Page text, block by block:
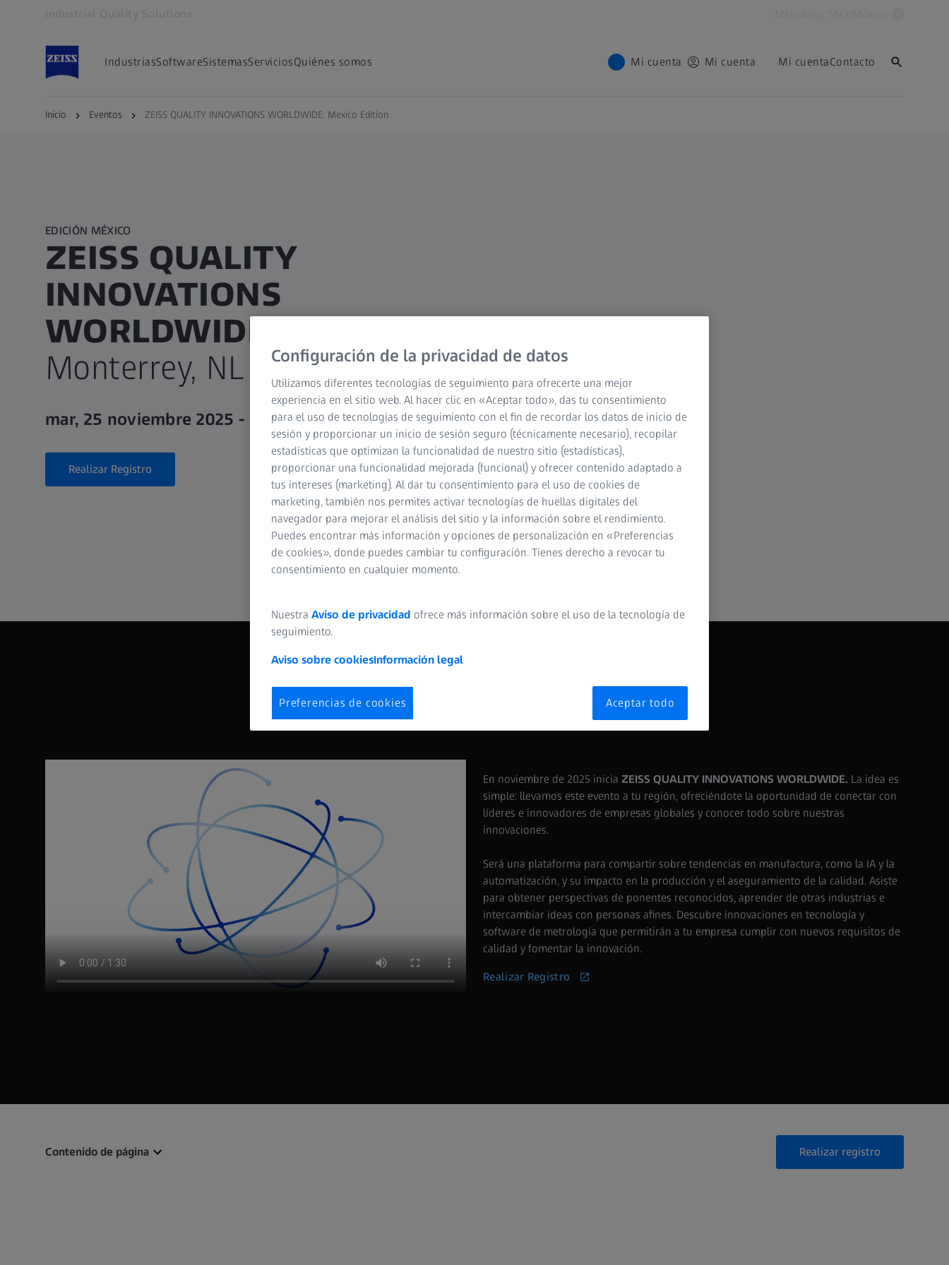
IndustriasSoftwareSistemasServiciosQuiénes somos Mi cuenta Mi cuenta Mi cuentaContacto
Inicio Eventos ZEISS QUALITY INNOVATIONS WORLDWIDE: Mexico Edition
EDICIÓN MÉXICO
ZEISS QUALITY
INNOVATIONS
WORLDWIDE
Monterrey, NL
mar, 25 noviembre 2025 - mié, 26 noviembre 2025
Realizar Registro
COMIENZA EN
00
AÑOS
00 00 00
El futuro de la metrología
En noviembre de 2025 inicia ZEISS QUALITY INNOVATIONS WORLDWIDE. La idea es
simple: llevamos este evento a tu región, ofreciéndote la oportunidad de conectar con
líderes e innovadores de empresas globales y conocer todo sobre nuestras
innovaciones.
Será una plataforma para compartir sobre tendencias en manufactura, como la IA y la
automatización, y su impacto en la producción y el aseguramiento de la calidad. Asiste
para obtener perspectivas de ponentes reconocidos, aprender de otras industrias e
intercambiar ideas con personas afines. Descubre innovaciones en tecnología y
software de metrología que permitirán a tu empresa cumplir con nuevos requisitos de
calidad y fomentar la innovación.
Realizar Registro
Contenido de página Realizar registro
Configuración de la privacidad de datos
Utilizamos diferentes tecnologías de seguimiento para ofrecerte una mejor
experiencia en el sitio web. Al hacer clic en «Aceptar todo», das tu consentimiento
para el uso de tecnologías de seguimiento con el fin de recordar los datos de inicio de
sesión y proporcionar un inicio de sesión seguro (técnicamente necesario), recopilar
estadísticas que optimizan la funcionalidad de nuestro sitio (estadísticas),
proporcionar una funcionalidad mejorada (funcional) y ofrecer contenido adaptado a
tus intereses (marketing). Al dar tu consentimiento para el uso de cookies de
marketing, también nos permites activar tecnologías de huellas digitales del
navegador para mejorar el análisis del sitio y la información sobre el rendimiento.
Puedes encontrar más información y opciones de personalización en «Preferencias
de cookies», donde puedes cambiar tu configuración. Tienes derecho a revocar tu
consentimiento en cualquier momento.
Nuestra Aviso de privacidad ofrece más información sobre el uso de la tecnología de
seguimiento.
Aviso sobre cookiesInformación legal
Preferencias de cookies Aceptar todo